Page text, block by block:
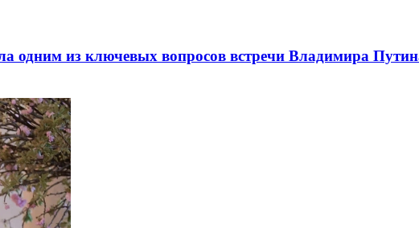
одним из ключевых вопросов встречи Владимира